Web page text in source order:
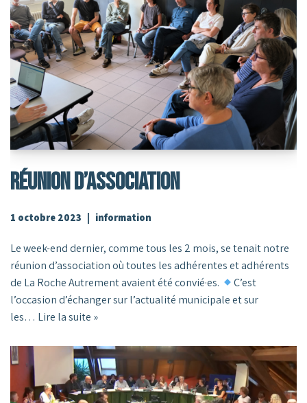
RÉUNION D’ASSOCIATION
1 octobre 2023 information
Le week-end dernier, comme tous les 2 mois, se tenait notre
réunion d’association où toutes les adhérentes et adhérents
de La Roche Autrement avaient été convié·es.
C’est
l’occasion d’échanger sur l’actualité municipale et sur
les… Lire la suite »